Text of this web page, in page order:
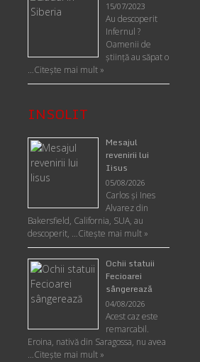
15/07/2023
Au descoperit
Infernul ?
Oamenii de
ştiinţă au săpat o
…Citește mai mult »
INSOLIT
Mesajul
revenirii lui
Iisus
05/08/2026
Carlos şi Ines
Alvarez din
Bakersfield, California, SUA, au
descoperit, …Citeşte mai mult »
Ochii statuii
Fecioarei
sângerează
04/08/2026
Acest caz este
remarcabil.
Eroina, nativă din Saragossa, nu avea
…Citeşte mai mult »